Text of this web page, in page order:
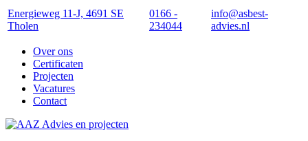
Energieweg 11-J, 4691 SE
Tholen
0166 -
234044
info@asbest-
advies.nl
Over ons
Certificaten
Projecten
Vacatures
Contact